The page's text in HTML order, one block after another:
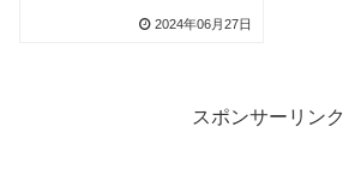
2024年06月27日
スポンサーリンク